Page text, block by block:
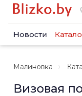
Новости
Малиновка
Визовая